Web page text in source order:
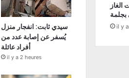
بجلمة
il y
سيدي ثابت: انفجار منزل
يُسفر عن إصابة عدد من
أفراد عائلة
il y a 2 heures